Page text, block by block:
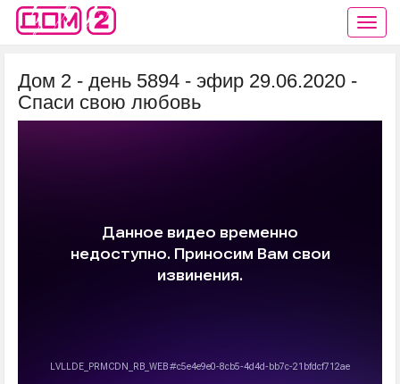
Дом 2 - день 5894 - эфир 29.06.2020 -
Спаси свою любовь